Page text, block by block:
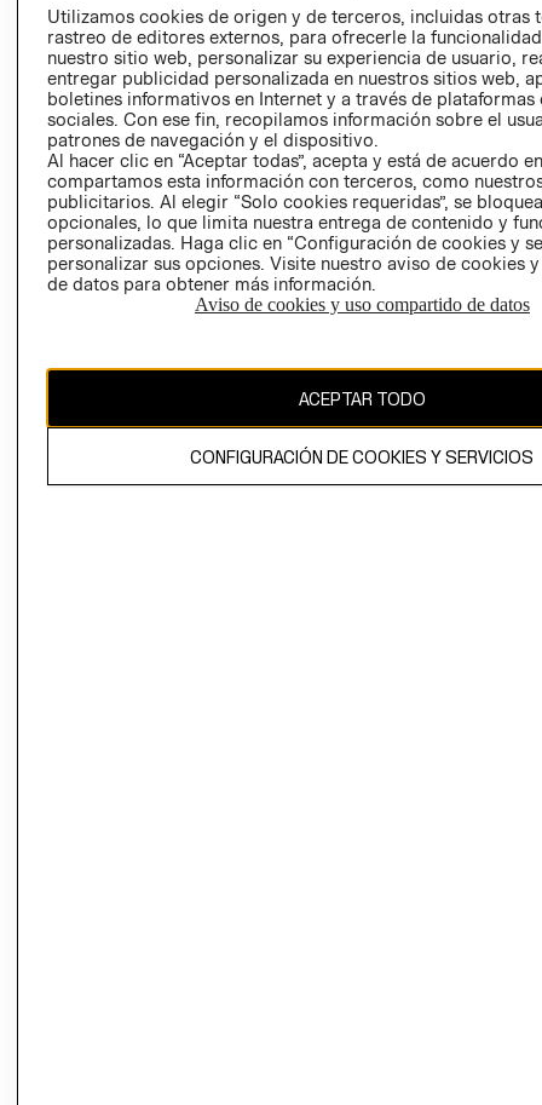
RELACIÓN CON
INVERSIONISTAS
POLÍTICA
EMPRESARIAL
- RETIRO EN
TIENDA
TÉRMINOS Y
CONDICIONES
AVISO DE
PRIVACIDAD
GIFT CARD
AVISO DE
COOKIES
Utilizamos cookies de origen y de terceros, incluidas otras
rastreo de editores externos, para ofrecerle la
nuestro sitio web, personalizar su experiencia de usuario,
entregar publicidad personalizada en nuestros sitios web,
boletines informativos en Internet y a través de plataformas
sociales. Con ese fin, recopilamos información sobre el
patrones de navegación y el dispositivo.
Al hacer clic en “Aceptar todas”, acepta y está de acuerdo
compartamos esta información con terceros, como
publicitarios. Al elegir “Solo cookies requeridas”, se
opcionales, lo que limita nuestra entrega de contenido y
personalizadas. Haga clic en “Configuración de cookies y
personalizar sus opciones. Visite nuestro aviso de cookies
de datos para obtener más información.
Aviso de cookies y uso compartido de datos
ACEPTAR TODO
CONFIGURACIÓN DE COOKIES Y SERVICIOS